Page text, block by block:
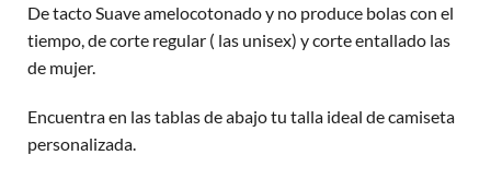
De tacto Suave amelocotonado y no produce bolas con el
tiempo, de corte regular ( las unisex) y corte entallado las
de mujer.
Encuentra en las tablas de abajo tu talla ideal de camiseta
personalizada.